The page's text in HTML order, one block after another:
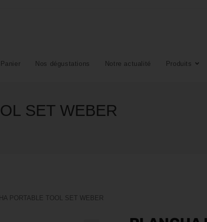
Panier Nos dégustations Notre actualité Produits
SET WEBER
PORTABLE TOOL SET WEBER